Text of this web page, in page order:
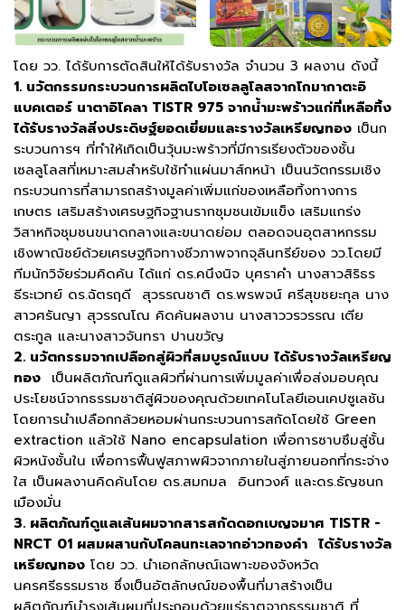
โดย วว. ได้รับการตัดสินให้ได้รับรางวัล จำนวน 3 ผลงาน ดังนี้
1. นวัตกรรมกระบวนการผลิตไบโอเซลลูโลสจากโกมากาตะอิ
แบคเตอร์ นาตาอิโคลา TISTR 975 จากน้ำมะพร้าวแก่ที่เหลือทิ้ง
ได้รับรางวัลสิ่งประดิษฐ์ยอดเยี่ยมและรางวัลเหรียญทอง เป็นก
ระบวนการฯ ที่ทำให้เกิดเป็นวุ้นมะพร้าวที่มีการเรียงตัวของชั้น
เซลลูโลสที่เหมาะสมสำหรับใช้ทำแผ่นมาส์กหน้า เป็นนวัตกรรมเชิง
กระบวนการที่สามารถสร้างมูลค่าเพิ่มแก่ของเหลือทิ้งทางการ
เกษตร เสริมสร้างเศรษฐกิจฐานรากชุมชนเข้มแข็ง เสริมแกร่ง
วิสาหกิจชุมชนขนาดกลางและขนาดย่อม ตลอดจนอุตสาหกรรม
เชิงพาณิชย์ด้วยเศรษฐกิจทางชีวภาพจากจุลินทรีย์ของ วว.โดยมี
ทีมนักวิจัยร่วมคิดค้น ได้แก่ ดร.คนึงนิจ บุศราคำ นางสาวสิริธร
ธีระเวทย์ ดร.ฉัตรฤดี สุวรรณชาติ ดร.พรพจน์ ศรีสุขชยะกุล นาง
สาวศรันญา สุวรรณโณ คิดค้นผลงาน นางสาววรวรรณ เตีย
ตระกูล และนางสาวจันทรา ปานขวัญ
2. นวัตกรรมจากเปลือกสู่ผิวที่สมบูรณ์แบบ ได้รับรางวัลเหรียญ
ทอง เป็นผลิตภัณฑ์ดูแลผิวที่ผ่านการเพิ่มมูลค่าเพื่อส่งมอบคุณ
ประโยชน์จากธรรมชาติสู่ผิวของคุณด้วยเทคโนโลยีเอนเคปซูเลชัน
โดยการนำเปลือกกล้วยหอมผ่านกระบวนการสกัดโดยใช้ Green
extraction แล้วใช้ Nano encapsulation เพื่อการซาบซึมสู่ชั้น
ผิวหนังชั้นใน เพื่อการฟื้นฟูสภาพผิวจากภายในสู่ภายนอกที่กระจ่าง
ใส เป็นผลงานคิดค้นโดย ดร.สมกมล อินทวงศ์ และดร.ธัญชนก
เมืองมั่น
3. ผลิตภัณฑ์ดูแลเส้นผมจากสารสกัดดอกเบญจมาศ TISTR -
NRCT 01 ผสมผสานกับโคลนทะเลจากอ่าวทองคำ ได้รับรางวัล
เหรียญทอง โดย วว. นำเอกลักษณ์เฉพาะของจังหวัด
นครศรีธรรมราช ซึ่งเป็นอัตลักษณ์ของพื้นที่มาสร้างเป็น